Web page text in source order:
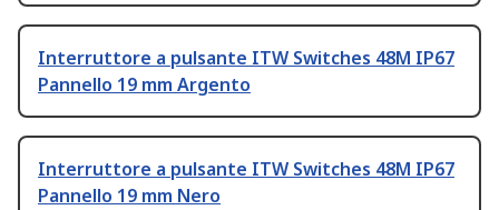
Interruttore a pulsante ITW Switches 48M IP67
Pannello 19 mm Argento
Interruttore a pulsante ITW Switches 48M IP67
Pannello 19 mm Nero